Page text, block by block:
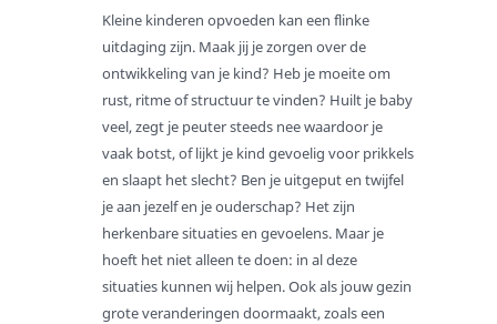
Kleine kinderen opvoeden kan een flinke
uitdaging zijn. Maak jij je zorgen over de
ontwikkeling van je kind? Heb je moeite om
rust, ritme of structuur te vinden? Huilt je baby
veel, zegt je peuter steeds nee waardoor je
vaak botst, of lijkt je kind gevoelig voor prikkels
en slaapt het slecht? Ben je uitgeput en twijfel
je aan jezelf en je ouderschap? Het zijn
herkenbare situaties en gevoelens. Maar je
hoeft het niet alleen te doen: in al deze
situaties kunnen wij helpen. Ook als jouw gezin
grote veranderingen doormaakt, zoals een
Bij scheiding
Bij wet- en regelgeving
Voor verwijzers
Toekomstbestendige zorg
Samenwerking met gemeenten
Interventies
Wachttijden
Kwaliteit en veiligheid